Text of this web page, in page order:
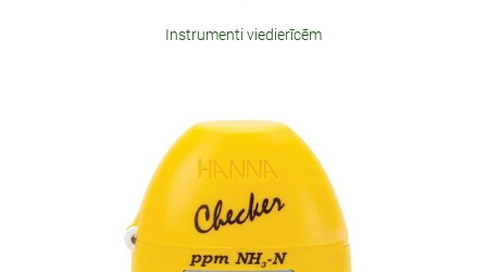
Instrumenti viedierīcēm